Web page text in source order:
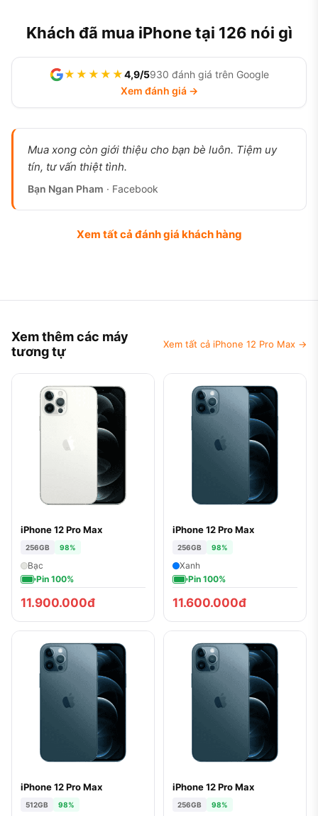
Khách đã mua iPhone tại 126 nói gì
★★★★★4,9/5930 đánh giá trên Google
Xem đánh giá →
Mua xong còn giới thiệu cho bạn bè luôn. Tiệm uy
tín, tư vấn thiệt tình.
Bạn Ngan Pham · Facebook
Xem tất cả đánh giá khách hàng
Xem thêm các máy
tương tự
Xem tất cả iPhone 12 Pro Max →
iPhone 12 Pro Max
256GB 98%
Bạc
Pin 100%
11.900.000đ
iPhone 12 Pro Max
256GB 98%
Xanh
Pin 100%
11.600.000đ
iPhone 12 Pro Max
512GB 98%
iPhone 12 Pro Max
256GB 98%